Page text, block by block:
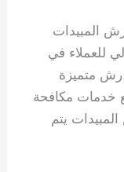
المبيدات
للعملاء في
رش متميزة
خدمات مكافحة
يتم